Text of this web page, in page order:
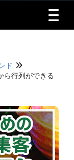
ド
ら行列ができる